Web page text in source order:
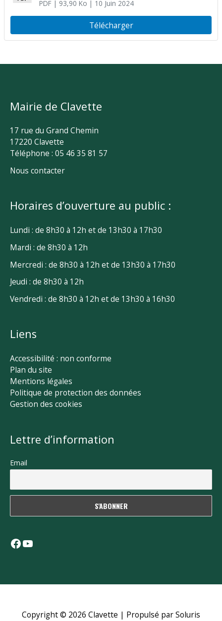
stationnement dans l’Impasse du Clos
de l’Aunis
PDF| 93,90 Ko | 10 Juin 2024
Télécharger
Mairie de Clavette
17 rue du Grand Chemin
17220 Clavette
Téléphone : 05 46 35 81 57
Nous contacter
Horaires d’ouverture au public :
Lundi : de 8h30 à 12h et de 13h30 à 17h30
Mardi : de 8h30 à 12h
Mercredi : de 8h30 à 12h et de 13h30 à 17h30
Jeudi : de 8h30 à 12h
Vendredi : de 8h30 à 12h et de 13h30 à 16h30
Liens
Accessibilité : non conforme
Plan du site
Mentions légales
Politique de protection des données
Gestion des cookies
Lettre d’information
Email
Facebook
YouTube
Copyright © 2026 Clavette | Propulsé par Soluris